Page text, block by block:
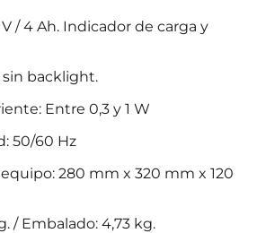
/ 4 Ah. Indicador de carga y
sin backlight.
Entre 0,3 y 1 W
50/60 Hz
280 mm x 320 mm x 120
/ Embalado: 4,73 kg.